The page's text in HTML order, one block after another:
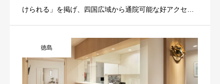
けられる」を掲げ、四国広域から通院可能な好アクセス
徳島